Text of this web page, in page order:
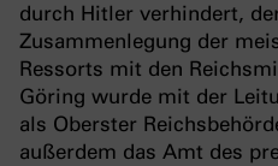
durch Hitler verhindert,
Zusammenlegung der
Ressorts mit den
Göring wurde mit der
als Oberster
außerdem das Amt des